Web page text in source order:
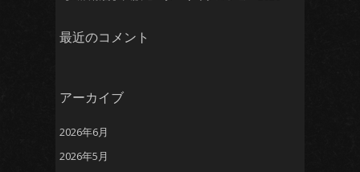
最近のコメント
アーカイブ
2026年6月
2026年5月